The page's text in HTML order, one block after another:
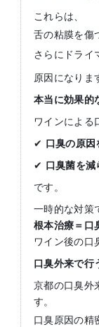
これらは、
舌の粘膜を傷
さらにドライ
原因になりま
本当に効果的
ワインによる
✔ 口臭の原因
✔ 口臭菌を減
です。
一時的な対策
根本治療＝口
ワイン後の口
口臭外来で行
京都の口臭外
す。
口臭原因の精